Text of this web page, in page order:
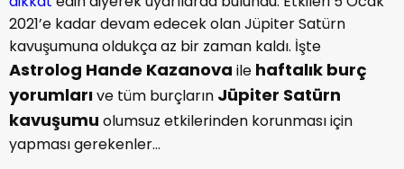
2021’e kadar devam edecek olan Jüpiter Satürn
kavuşumuna oldukça az bir zaman kaldı. İşte
Astrolog Hande Kazanova ile haftalık burç
yorumlarıve tüm burçların Jüpiter Satürn
kavuşumu olumsuz etkilerinden korunması için
yapması gerekenler…